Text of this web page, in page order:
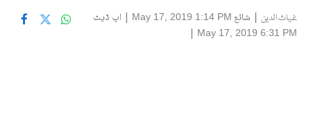
غیاث الدین | شائع May 17, 2019 1:14 PM
| اپ ڈیٹ
May 17, 2019 6:31 PM
|